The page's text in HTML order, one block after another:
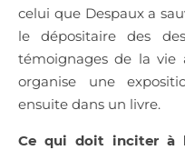
celui que Despaux a
le dépositaire des
témoignages de la vie
organise une
ensuite dans un livre.
Ce qui doit inciter à